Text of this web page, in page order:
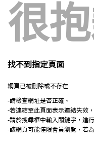
很
找不到指定頁面
網頁已被刪除或不存在
-請檢查網址是否正確。
-若連結至此頁面表示連結失效
-請於搜尋框中輸入關鍵字，進行
-該網頁可能僅限會員瀏覽，若